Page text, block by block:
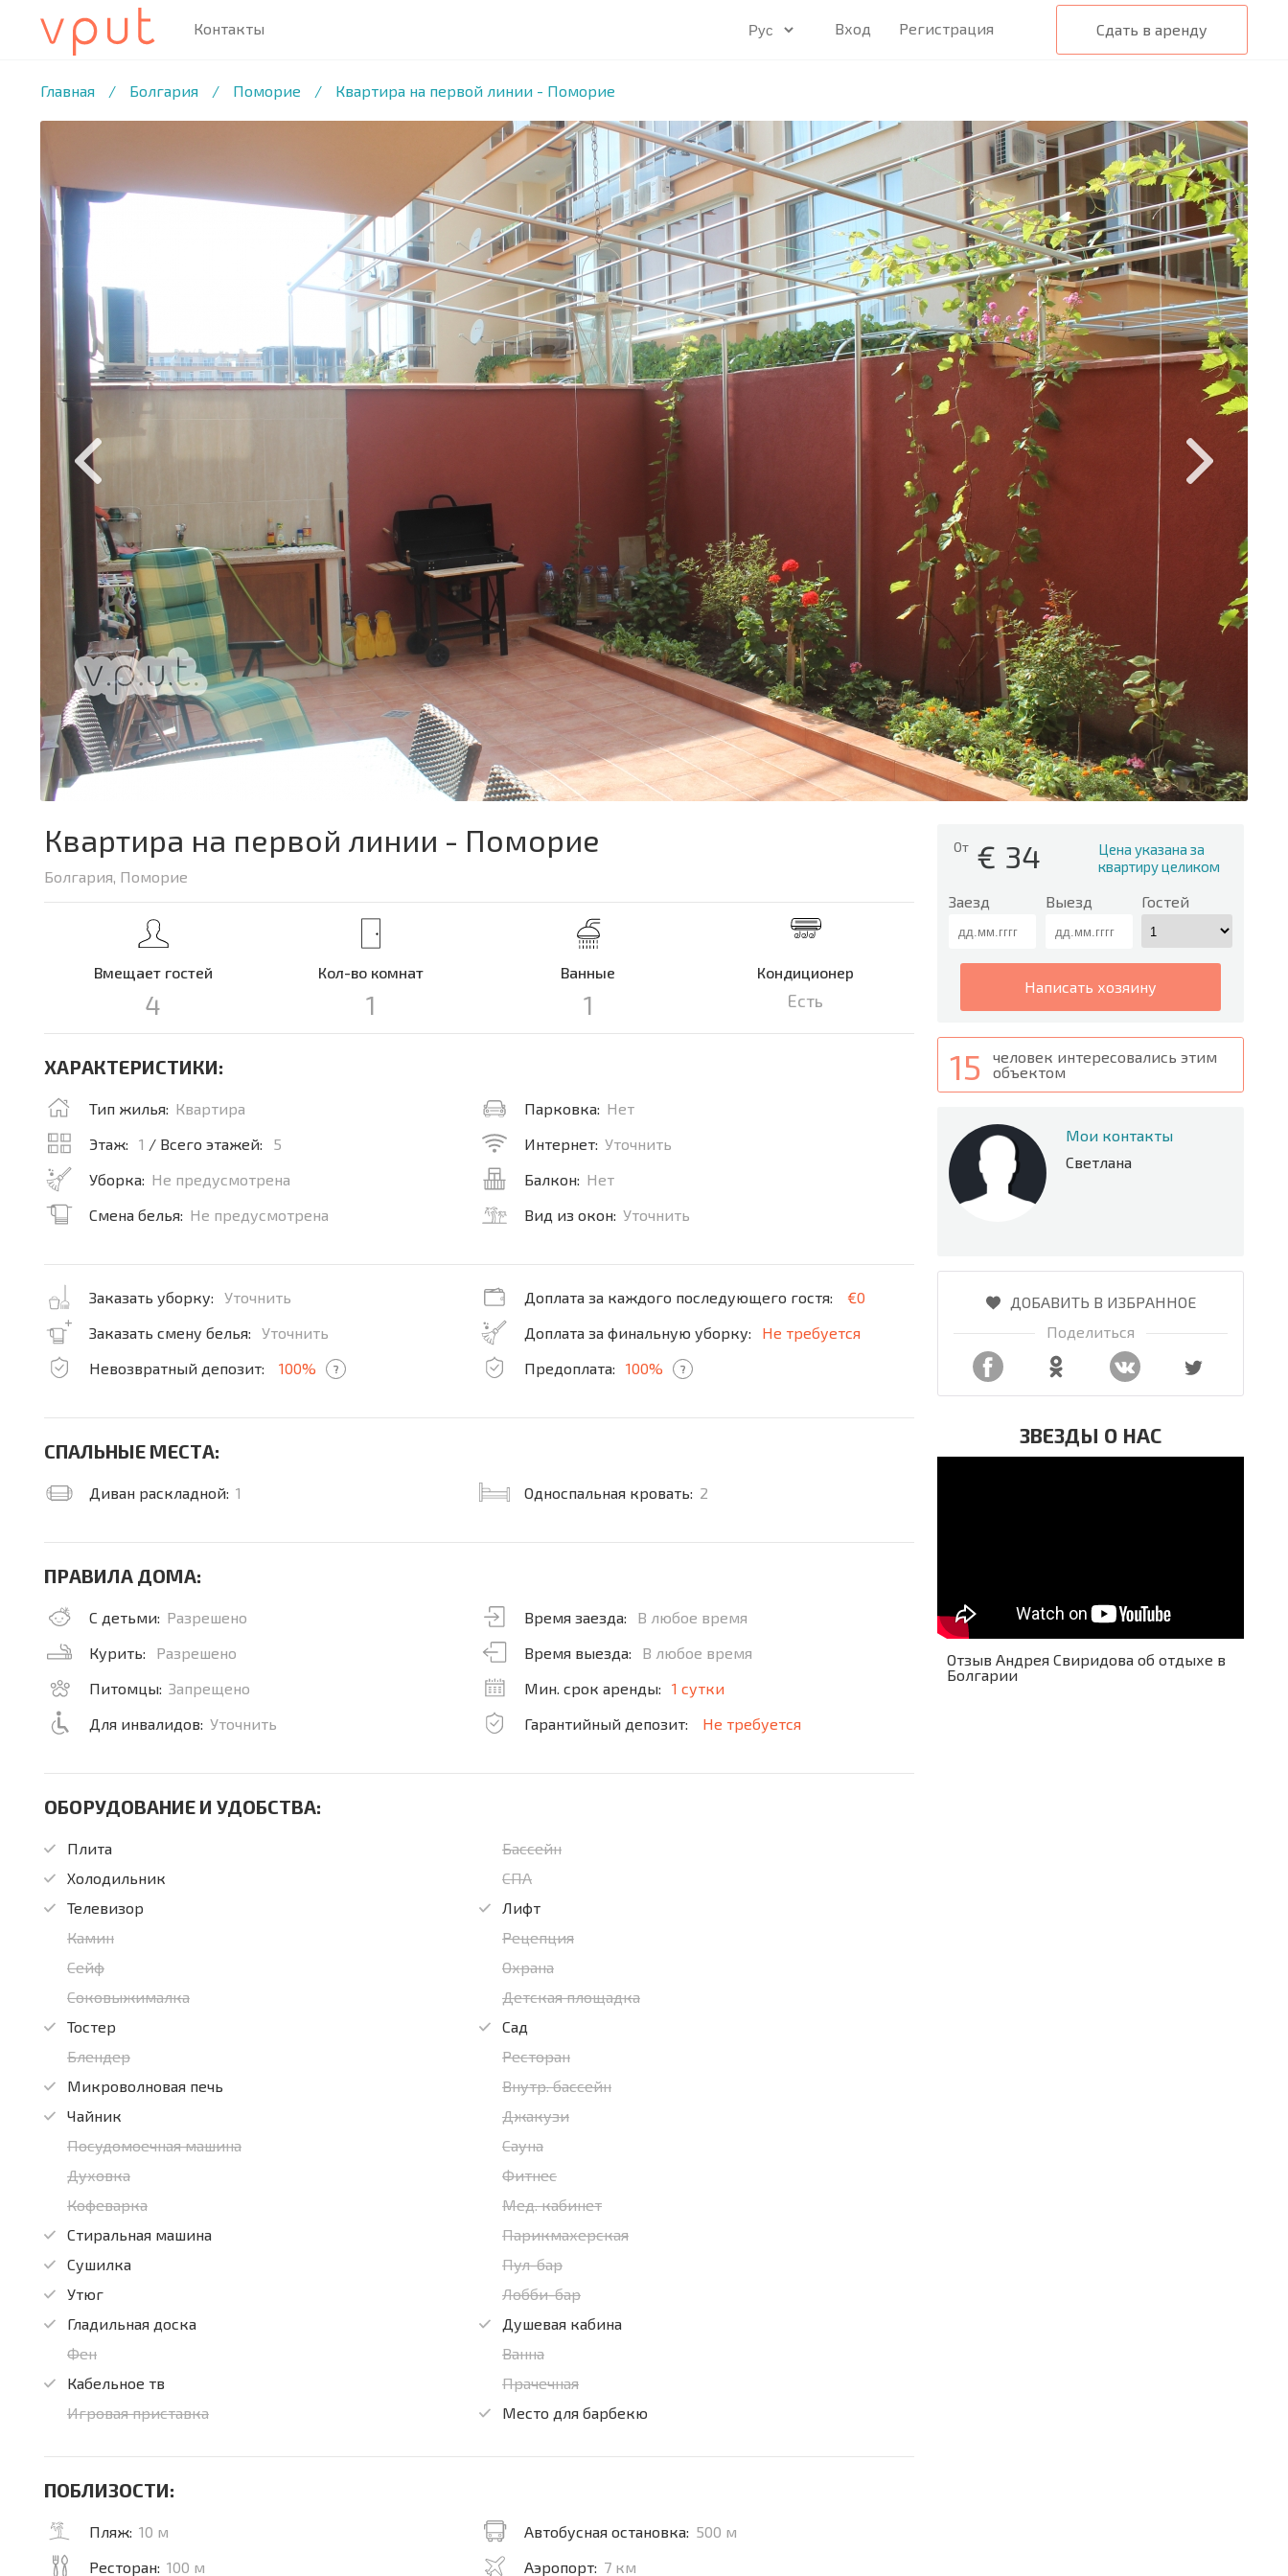
Сдать в аренду
Вход Регистрация
Контакты
Главная / Болгария / Поморие / Квартира на первой линии - Поморие
1 /4 ФОТО
От € 34
Цена указана за
квартиру целиком
Заезд Выезд Гостей
написать хозяину
15
человек интересовались этим
объектом
Мои контакты
Светлана
ДОБАВИТЬ В ИЗБРАННОЕ
Поделиться
ЗВЕЗДЫ О НАС
Отзыв Андрея Свиридова об отдыхе в
Болгарии
Квартира на первой линии - Поморие
Болгария, Поморие
Вмещает гостей
4
Кол-во комнат
1
Ванные
1
Кондиционер
Есть
ХАРАКТЕРИСТИКИ:
Тип жилья: Квартира
Этаж:
1 / Всего этажей:
5
Уборка: Не предусмотрена
Смена белья: Не предусмотрена
Парковка: Нет
Интернет: Уточнить
Балкон: Нет
Вид из окон: Уточнить
Заказать уборку:
Уточнить
Заказать смену белья:
Уточнить
Невозвратный депозит:
100% ?
Доплата за каждого последующего гостя:
€0
Доплата за финальную уборку:
Не требуется
Предоплата:
100% ?
СПАЛЬНЫЕ МЕСТА:
Диван раскладной: 1 Односпальная кровать: 2
ПРАВИЛА ДОМА:
С детьми: Разрешено
Курить:
Разрешено
Питомцы: Запрещено
Для инвалидов: Уточнить
Время заезда:
В любое время
Время выезда:
В любое время
Мин. срок аренды:
1 сутки
Гарантийный депозит:
Не требуется
ОБОРУДОВАНИЕ И УДОБСТВА:
Плита
Холодильник
Телевизор
Камин
Сейф
Соковыжималка
Тостер
Блендер
Микроволновая печь
Чайник
Посудомоечная машина
Духовка
Кофеварка
Стиральная машина
Сушилка
Утюг
Гладильная доска
Фен
Кабельное тв
Игровая приставка
Бассейн
СПА
Лифт
Рецепция
Охрана
Детская площадка
Сад
Ресторан
Внутр. бассейн
Джакузи
Сауна
Фитнес
Мед. кабинет
Парикмахерская
Пул-бар
Лобби-бар
Душевая кабина
Ванна
Прачечная
Место для барбекю
ПОБЛИЗОСТИ:
Пляж: 10 м
Ресторан: 100 м
Автобусная остановка: 500 м
Аэропорт: 7 км